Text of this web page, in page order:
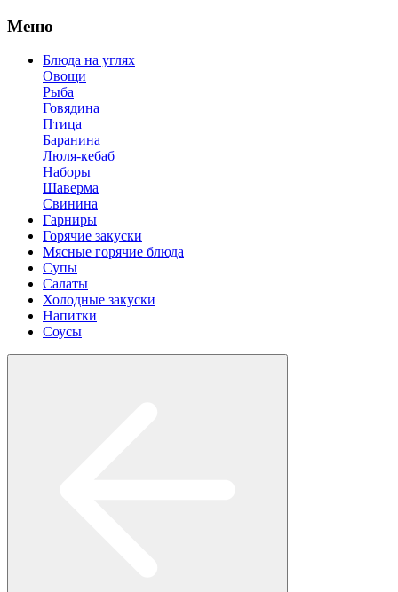
Меню
Блюда на углях
Овощи
Рыба
Говядина
Птица
Баранина
Люля-кебаб
Наборы
Шаверма
Свинина
Гарниры
Горячие закуски
Мясные горячие блюда
Супы
Салаты
Холодные закуски
Напитки
Соусы